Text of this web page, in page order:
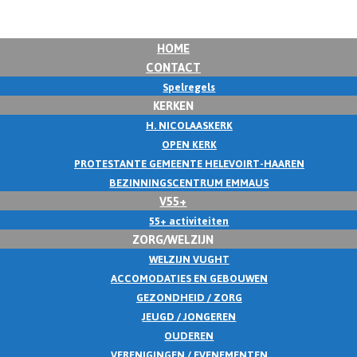
HOME
CONTACT
Spelregels
KERKEN
H. NICOLAASKERK
OPEN KERK
PROTESTANTE GEMEENTE HELEVOIRT-HAAREN
BEZINNINGSCENTRUM EMMAUS
V55+
55+ activiteiten
ZORG/WELZIJN
WELZIJN VUGHT
ACCOMODATIES EN GEBOUWEN
GEZONDHEID / ZORG
JEUGD / JONGEREN
OUDEREN